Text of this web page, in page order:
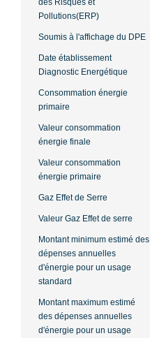
Pollutions(ERP)
Soumis à l'affichage du DPE
Date établissement
Diagnostic Energétique
Consommation énergie
primaire
Valeur consommation
énergie finale
Valeur consommation
énergie primaire
Gaz Effet de Serre
Valeur Gaz Effet de serre
Montant minimum estimé des
dépenses annuelles
d'énergie pour un usage
standard
Montant maximum estimé
des dépenses annuelles
d'énergie pour un usage